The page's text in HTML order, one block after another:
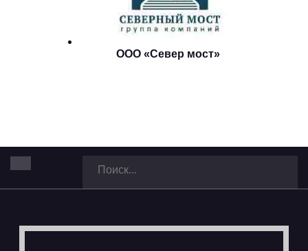
ООО «Север мост»